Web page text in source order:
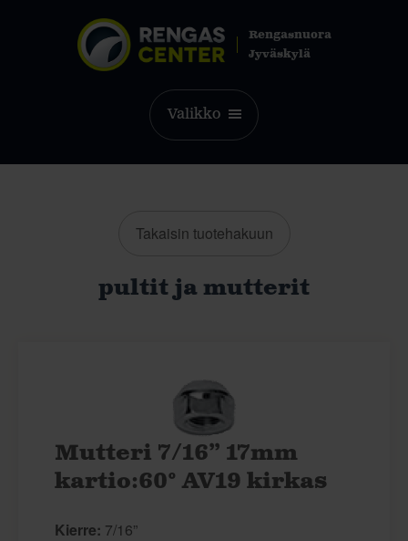
Rengasnuora
Jyväskylä
Valikko
Takaisin tuotehakuun
pultit ja mutterit
Mutteri 7/16” 17mm
kartio:60° AV19 kirkas
Kierre: 7/16”